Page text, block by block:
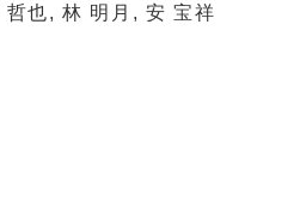
也, 林 明月, 安 宝祥